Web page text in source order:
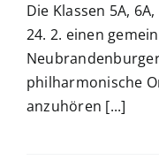
Die Klassen 5A,
24. 2. einen
philharmonische
anzuhören [...]